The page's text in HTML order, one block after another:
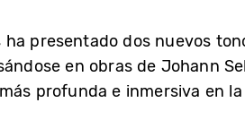
presentado dos nuevos
en obras de Johann
profunda e inmersiva en